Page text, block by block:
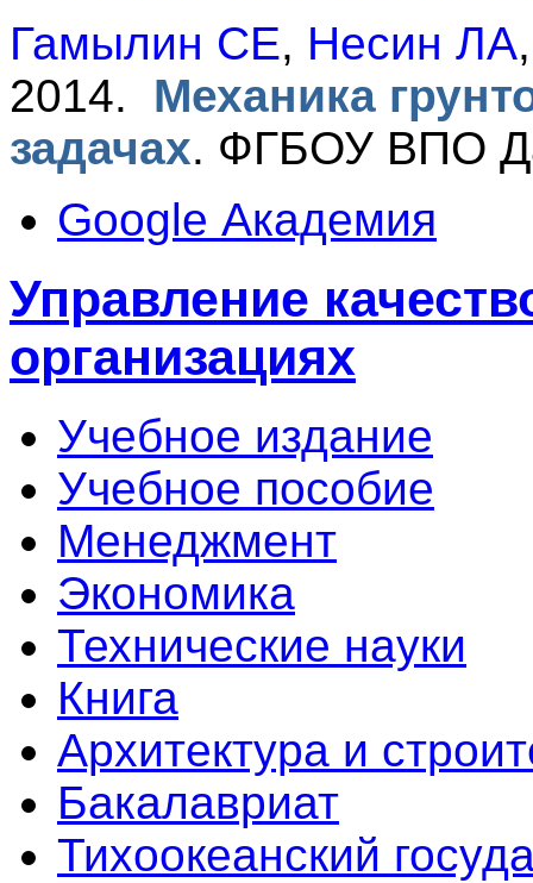
Гамылин СЕ, Несин ЛА
2014. Механика
задачах. ФГБОУ ВПО
Google Академия
Управление
организациях
Учебное издание
Учебное пособие
Менеджмент
Экономика
Технические науки
Книга
Архитектура и
Бакалавриат
Тихоокеанский